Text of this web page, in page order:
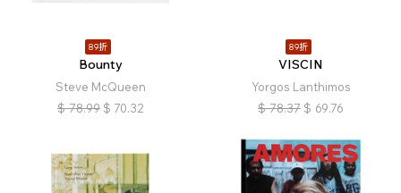
89折
Bounty
Steve McQueen
$ 78.99 $ 70.32
89折
VISCIN
Yorgos Lanthimos
$ 78.37 $ 69.76